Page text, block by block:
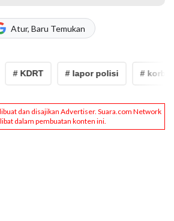
Atur, Baru Temukan
# KDRT # lapor polisi # korban